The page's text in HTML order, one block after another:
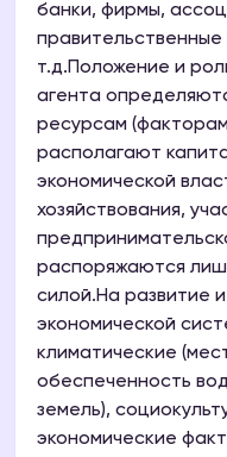
банки, фирмы,
т.д.Положение и
агента
ресурсам
располагают
экономической
хозяйствования,
распоряжаются
силой.На развитие
экономической
климатические
обеспеченность
земель),
экономические